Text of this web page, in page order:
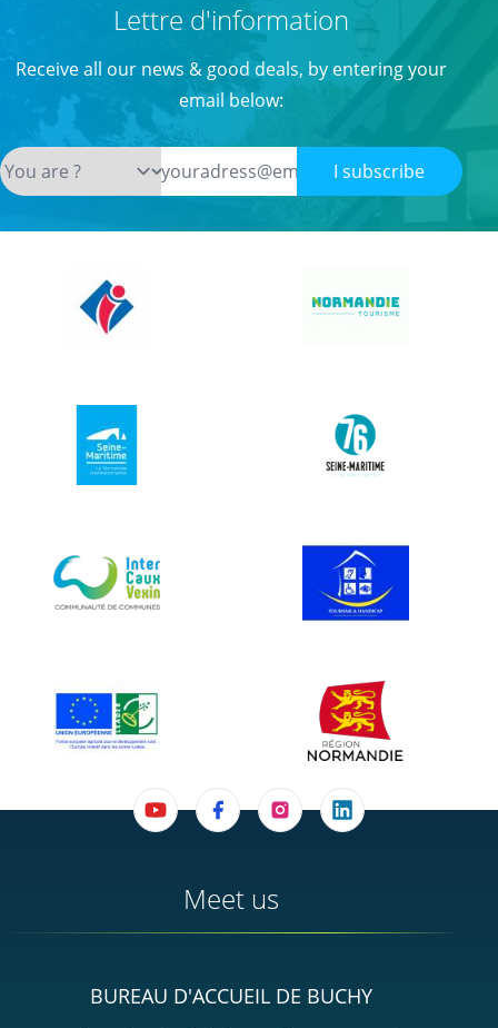
Lettre d'information
Receive all our news & good deals, by entering your
email below:
I subscribe
Meet us
BUREAU D'ACCUEIL DE BUCHY